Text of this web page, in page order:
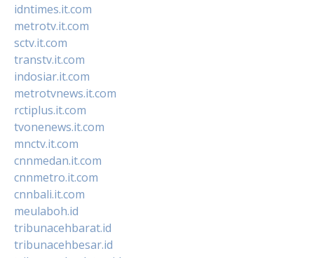
idntimes.it.com
metrotv.it.com
sctv.it.com
transtv.it.com
indosiar.it.com
metrotvnews.it.com
rctiplus.it.com
tvonenews.it.com
mnctv.it.com
cnnmedan.it.com
cnnmetro.it.com
cnnbali.it.com
meulaboh.id
tribunacehbarat.id
tribunacehbesar.id